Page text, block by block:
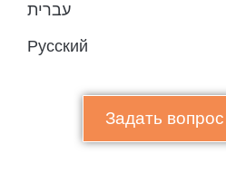
עברית
Русский
Задать